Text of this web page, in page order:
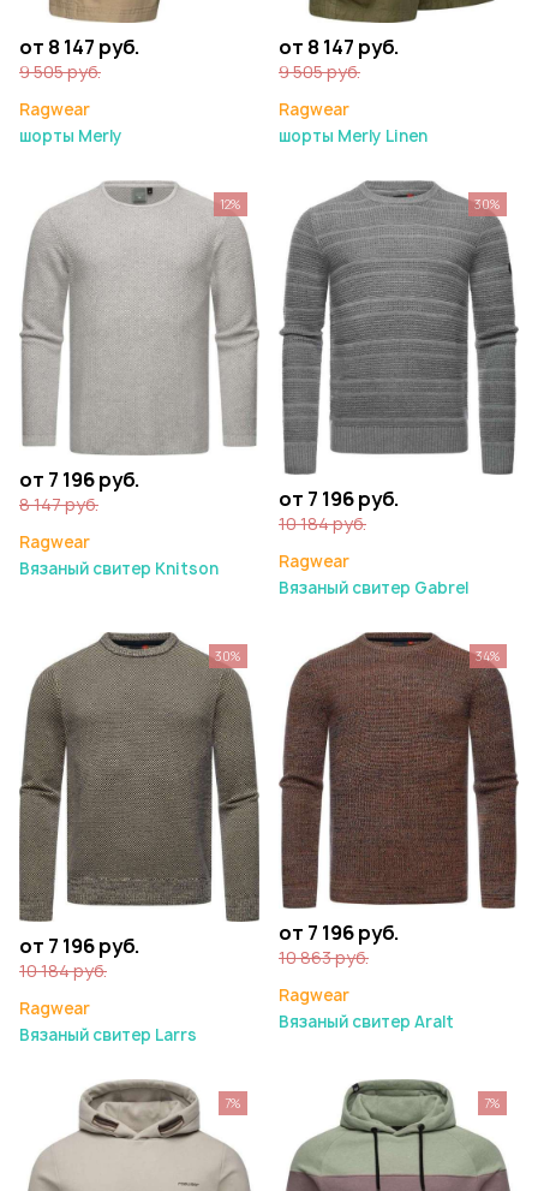
от 8 147 руб.
9 505 руб.
Ragwear
шорты Merly
от 8 147 руб.
9 505 руб.
Ragwear
шорты Merly Linen
от 7 196 руб.
8 147 руб.
Ragwear
Вязаный свитер Knitson
12%
от 7 196 руб.
10 184 руб.
Ragwear
Вязаный свитер Gabrel
30%
от 7 196 руб.
10 184 руб.
Ragwear
Вязаный свитер Larrs
30%
от 7 196 руб.
10 863 руб.
Ragwear
Вязаный свитер Aralt
34%
7% 7%